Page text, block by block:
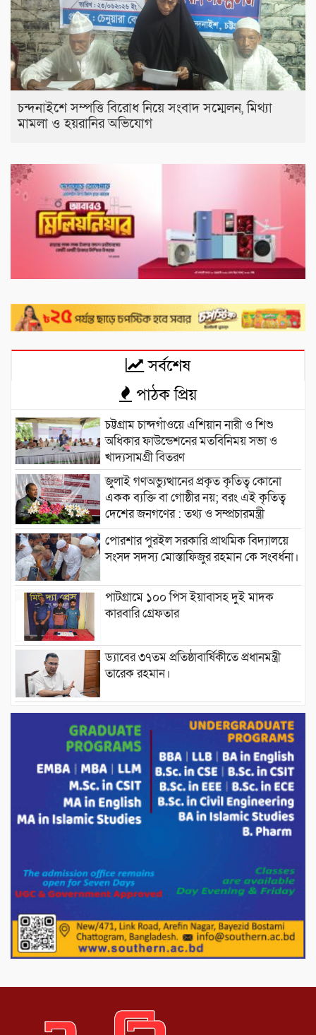
চন্দনাইশে সম্পত্তি বিরোধ নিয়ে সংবাদ সম্মেলন, মিথ্যা
মামলা ও হয়রানির অভিযোগ
সর্বশেষ
পাঠক প্রিয়
চট্টগ্রাম চান্দগাঁওয়ে এশিয়ান নারী ও শিশু
অধিকার ফাউন্ডেশনের মতবিনিময় সভা ও
খাদ্যসামগ্রী বিতরণ
জুলাই গণঅভ্যুত্থানের প্রকৃত কৃতিত্ব কোনো
একক ব্যক্তি বা গোষ্ঠীর নয়; বরং এই কৃতিত্ব
দেশের জনগণের : তথ্য ও সম্প্রচারমন্ত্রী
পোরশার পুরইল সরকারি প্রাথমিক বিদ্যালয়ে
সংসদ সদস্য মোস্তাফিজুর রহমান কে সংবর্ধনা।
পাটগ্রামে ১০০ পিস ইয়াবাসহ দুই মাদক
কারবারি গ্রেফতার
ড্যাবের ৩৭তম প্রতিষ্ঠাবার্ষিকীতে প্রধানমন্ত্রী
তারেক রহমান।
চন্দনাইশের হাশিমপুর ৪ নং ওয়ার্ডে ৫’শতাধিক
হতদরিদ্র পরিবারের মাঝে খাদ্যসামগ্রী বিতরণ
করেন মনজুর মোরশেদ
পরিবেশ রক্ষায় পাটগ্রামে ইহসান ইয়ুথ
সার্কেলের বৃক্ষরোপণ
মিরপুর-১১ নম্বরে দুর্বৃত্তদের গুলিতে বিএনপি
পাটগ্রামে চিকিৎসা সেবায় বীর মুক্তিযোদ্ধা দবির
উদ্দিন ফাউন্ডেশন
পাটগ্রামের দহগ্রাম ইউনিয়নের প্রধান সড়ক
ভেঙ্গে যোগাযোগ বিছিন্ন